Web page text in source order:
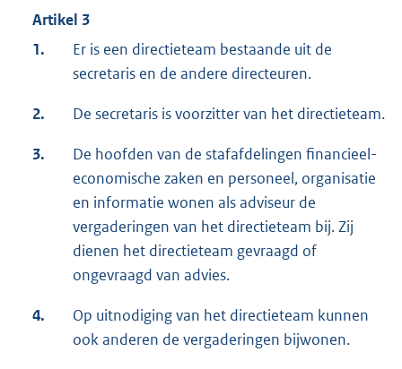
Artikel 3
1.
Er is een directieteam bestaande uit de
secretaris en de andere directeuren.
2. De secretaris is voorzitter van het directieteam.
3.
De hoofden van de stafafdelingen financieel-
economische zaken en personeel, organisatie
en informatie wonen als adviseur de
vergaderingen van het directieteam bij. Zij
dienen het directieteam gevraagd of
ongevraagd van advies.
4.
Op uitnodiging van het directieteam kunnen
ook anderen de vergaderingen bijwonen.